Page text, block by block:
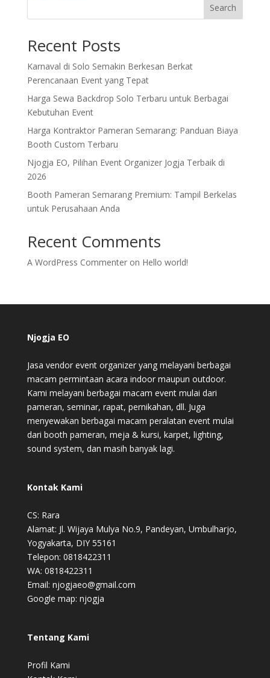
Search
Recent Posts
Karnaval di Solo Semakin Berkesan Berkat
Perencanaan Event yang Tepat
Harga Sewa Backdrop Solo Terbaru untuk Berbagai
Kebutuhan Event
Harga Kontraktor Pameran Semarang: Panduan Biaya
Booth Custom Terbaru
Njogja EO, Pilihan Event Organizer Jogja Terbaik di
2026
Booth Pameran Semarang Premium: Tampil Berkelas
untuk Perusahaan Anda
Recent Comments
A WordPress Commenteron Hello world!
Njogja EO
Jasa vendor event organizer yang melayani berbagai
macam permintaan acara indoor maupun outdoor.
Kami melayani berbagai macam event mulai dari
pameran, seminar, rapat, pernikahan, dll. Juga
menyewakan berbagai macam peralatan event mulai
dari booth pameran, meja & kursi, karpet, lighting,
sound system, dan masih banyak lagi.
Kontak Kami
CS: Rara
Alamat: Jl. Wijaya Mulya No.9, Pandeyan, Umbulharjo,
Yogyakarta, DIY 55161
Telepon: 0818422311
WA: 0818422311
Email: njogjaeo@gmail.com
Google map: njogja
Tentang Kami
Profil Kami